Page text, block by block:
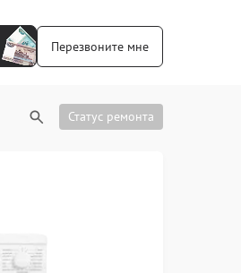
Перезвоните мне
Статус ремонта